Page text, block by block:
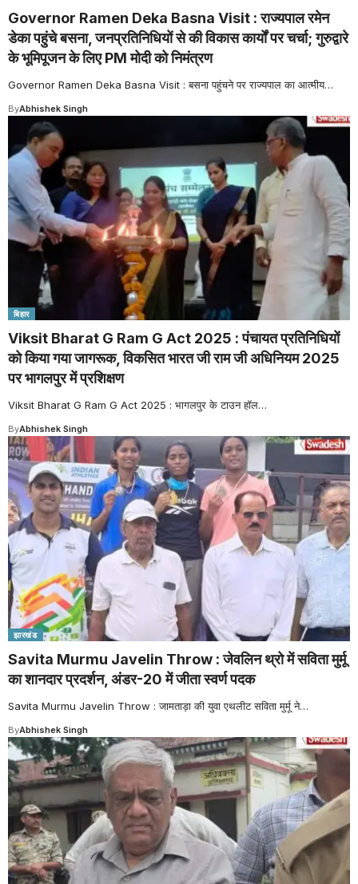
Governor Ramen Deka Basna Visit : राज्यपाल रमेन
डेका पहुंचे बसना, जनप्रतिनिधियों से की विकास कार्यों पर चर्चा; गुरुद्वारे
के भूमिपूजन के लिए PM मोदी को निमंत्रण
Governor Ramen Deka Basna Visit : बसना पहुंचने पर राज्यपाल का आत्मीय…
ByAbhishek Singh
बिहार
Viksit Bharat G Ram G Act 2025 : पंचायत प्रतिनिधियों
को किया गया जागरूक, विकसित भारत जी राम जी अधिनियम 2025
पर भागलपुर में प्रशिक्षण
Viksit Bharat G Ram G Act 2025 : भागलपुर के टाउन हॉल…
ByAbhishek Singh
झारखंड
Savita Murmu Javelin Throw : जेवलिन थ्रो में सविता मुर्मू
का शानदार प्रदर्शन, अंडर-20 में जीता स्वर्ण पदक
Savita Murmu Javelin Throw : जामताड़ा की युवा एथलीट सविता मुर्मू ने…
ByAbhishek Singh